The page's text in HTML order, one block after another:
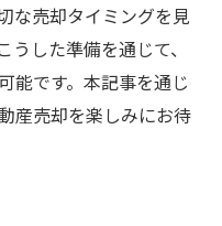
な売却タイミングを見
した準備を通じて、
能です。本記事を通じ
産売却を楽しみにお待